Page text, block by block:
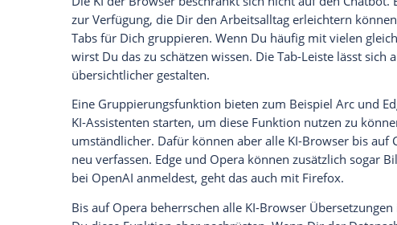
über ein Overlay, das die Website leider
Nicht nur Text ist aufWebseitenrelevant, auch
Denn viele Nutzer sehen sich PDFs
als ihren primären Viewer. Tatsächlich sind
bezüglich PDFs zu beantworten.
Videos lassen sich ebenfalls
was in einem YouTube-Video besprochen
Manche Inhalte musst Du Dir dann vielleicht
die Umsetzung greift die KI auf das Transkript